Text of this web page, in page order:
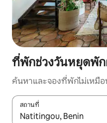
ที่พักช่วงวันหยุดพัก
ค้นหาและจองที่พักไม่เหมือ
สถานที่
ใช้ลูกศรขึ้นลง หรือใช้การสัม